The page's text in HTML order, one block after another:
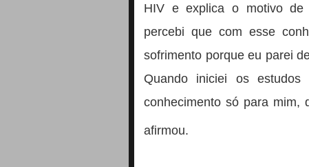
HIV e explica o motivo de
percebi que com esse
sofrimento porque eu parei
Quando iniciei os
conhecimento só para mim,
afirmou.